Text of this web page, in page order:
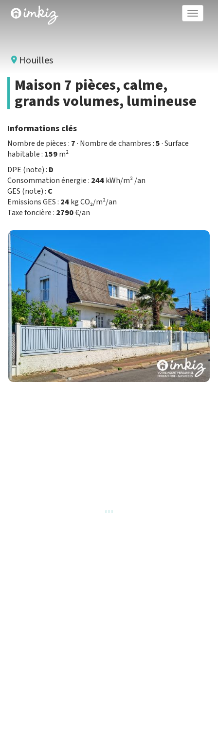
Toggle
Houilles
Maison 7 pièces, calme,
grands volumes, lumineuse
Informations clés
Nombre de pièces : 7· Nombre de chambres :5· Surface
habitable : 159m²
DPE (note) : D
Consommation énergie : 244kWh/m² /an
GES (note) : C
Emissions GES : 24kg CO₂/m²/an
Taxe foncière : 2790€/an